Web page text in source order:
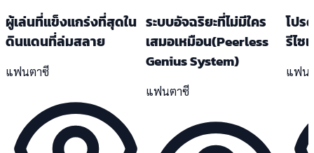
ผู้เล่นที่แข็งแกร่งที่สุดใน
ดินแดนที่ล่มสลาย
แฟนตาซี
ระบบอัจฉริยะที่ไม่มีใคร
เสมอเหมือน(Peerless
Genius System)
แฟนตาซี
โปร
รีไซ
แฟน